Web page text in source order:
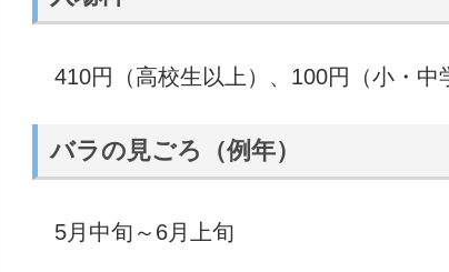
410円（高校生以上）、100円（小・中
バラの見ごろ（例年）
5月中旬～6月上旬